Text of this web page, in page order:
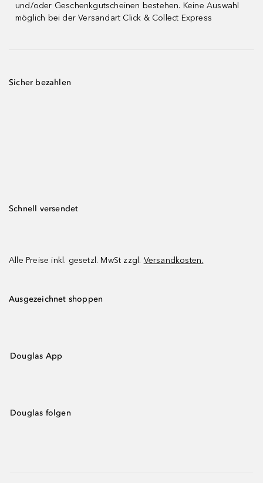
und/oder Geschenkgutscheinen bestehen. Keine Auswahl
möglich bei der Versandart Click & Collect Express
Sicher bezahlen
Schnell versendet
Alle Preise inkl. gesetzl. MwSt zzgl. Versandkosten.
Ausgezeichnet shoppen
Douglas App
Douglas folgen